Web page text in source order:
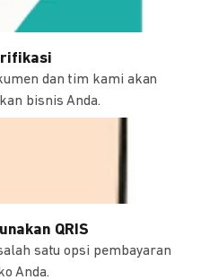
dan tim kami akan
bisnis Anda.
QRIS
satu opsi pembayaran
Anda.